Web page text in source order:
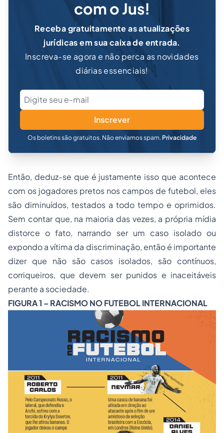
com o Jus!
Receba gratuitamente as atualizações
jurídicas em sua caixa de entrada.
Inscreva-se agora e não perca as novidades
diárias essenciais!
Inscrever
Os boletins são gratuitos. Não enviamos spam. Privacidade
Então, deduz-se que é justamente isso que acontece
com os jogadores pretos nos campos de futebol, eles
são diminuídos, testados a todo tempo e oprimidos.
Sem contar que, na maioria das vezes, a própria mídia
distorce o fato, narrando ser um caso isolado ou
expondo a vítima da discriminação, então é importante
dizer que não são casos isolados, são contínuos,
corriqueiros, que devem ser punidos e inaceitáveis
perante a sociedade.
FIGURA 1 – RACISMO NO FUTEBOL INTERNACIONAL